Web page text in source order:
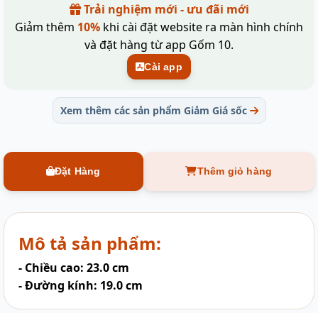
Trải nghiệm mới - ưu đãi mới
Giảm thêm 10% khi cài đặt website ra màn hình chính
và đặt hàng từ app Gốm 10.
Cài app
Xem thêm các sản phẩm Giảm Giá sốc
Đặt Hàng Thêm giỏ hàng
Mô tả sản phẩm:
- Chiều cao: 23.0 cm
- Đường kính: 19.0 cm